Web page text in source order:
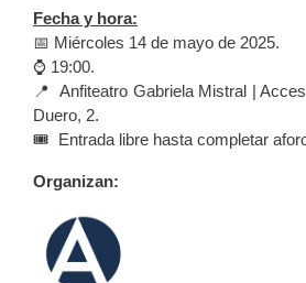
Fecha y hora:
📅 Miércoles 14 de mayo de 2025.
⌚ 19:00.
📍 Anfiteatro Gabriela Mistral |
Duero, 2.
🎟️ Entrada libre hasta completar
Organizan: